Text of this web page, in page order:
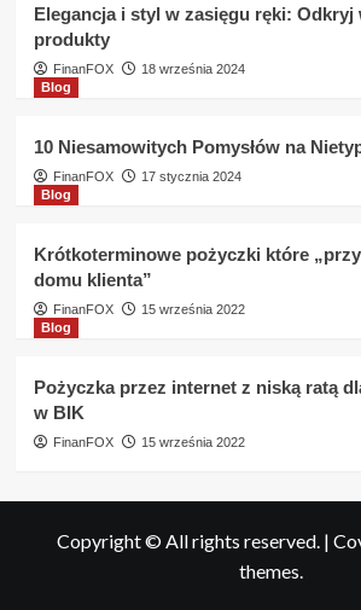
Elegancja i styl w zasięgu ręki: Odkryj
produkty
FinanFOX
18 września 2024
Blog
10 Niesamowitych Pomysłów na
FinanFOX
17 stycznia 2024
Blog
Krótkoterminowe pożyczki które
domu klienta”
FinanFOX
15 września 2022
Blog
Pożyczka przez internet z niską ratą
w BIK
FinanFOX 15 września 2022
Copyright © All rights reserved. |
themes.